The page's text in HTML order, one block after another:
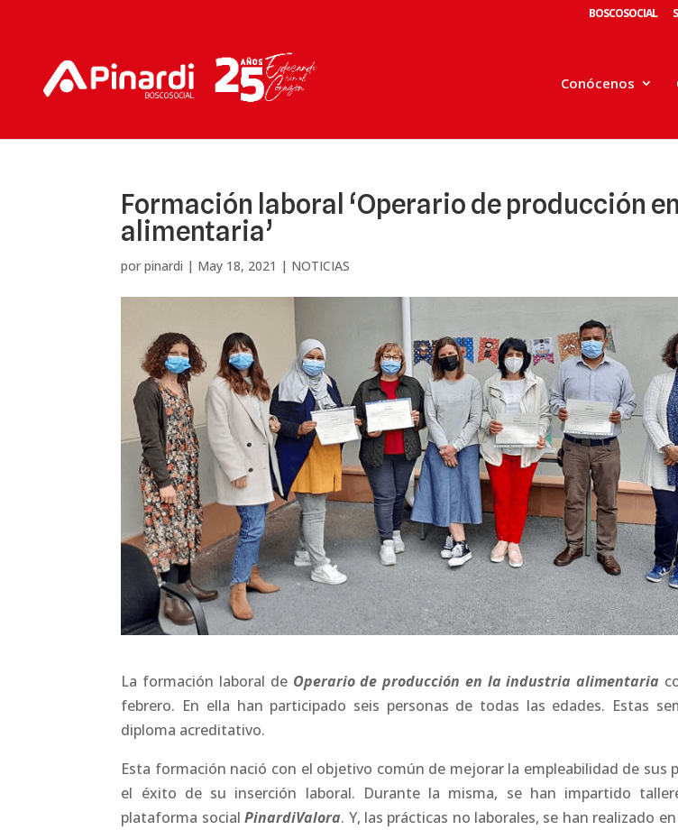
BOSCOSOCIAL
Conócenos
Formación laboral ‘Operario de producción
alimentaria’
porpinardi | May 18, 2021 | NOTICIAS
La formación laboral de Operario de producción en la industria alimentaria
febrero. En ella han participado seis personas de todas las edades. Estas
diploma acreditativo.
Esta formación nació con el objetivo común de mejorar la empleabilidad de sus
el éxito de su inserción laboral. Durante la misma, se han impartido
plataforma socialPinardiValora. Y, las prácticas no laborales, se han realizado